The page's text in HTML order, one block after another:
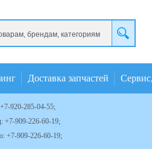
Доставка запчастей
+7-920-285-04-55;
+7-909-226-60-19;
+7-909-226-60-19;